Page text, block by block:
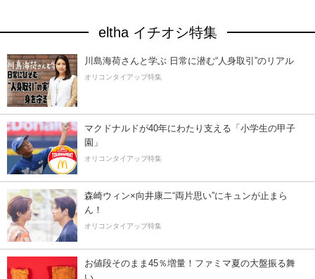
eltha イチオシ特集
川島海荷さんと学ぶ 日常に潜む“人身取引”のリアル
オリコンタイアップ特集
マクドナルドが40年にわたり支える「小学生の甲子
園」
オリコンタイアップ特集
森崎ウィン×向井康二“両片思い”にキュンが止まら
ん！
オリコンタイアップ特集
お値段そのまま45％増量！ファミマ夏の大盤振る舞